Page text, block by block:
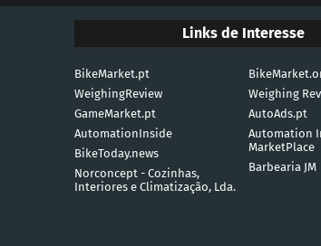
Links de Interesse
BikeMarket.pt
WeighingReview
Weighing
GameMarket.pt
AutoAds.pt
AutomationInside
Automation
MarketPlace
BikeToday.news
Barbearia JM
Norconcept - Cozinhas,
Interiores e Climatização, Lda.